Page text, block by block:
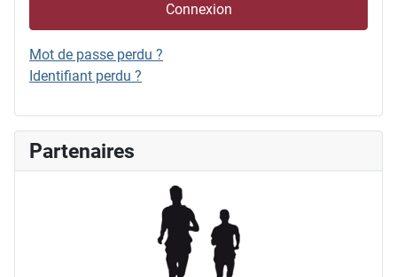
Connexion
Mot de passe perdu ?
Identifiant perdu ?
Partenaires